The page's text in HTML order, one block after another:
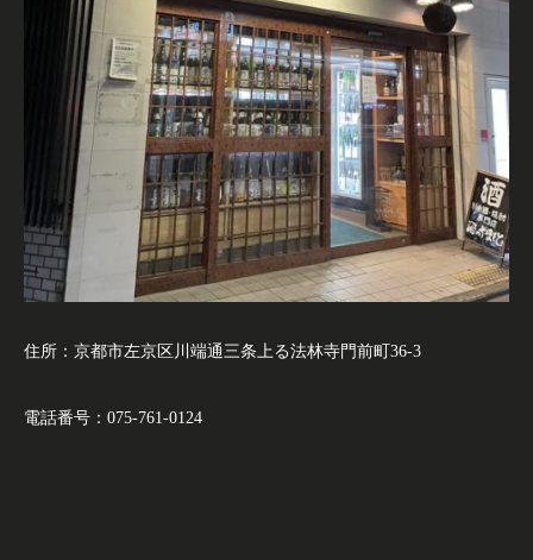
住所：京都市左京区川端通三条上る法林寺門前町36-3
電話番号：075-761-0124